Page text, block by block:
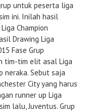
untuk peserta liga
ini. Inilah hasil
Champion
Drawing Liga
Fase Grup
tim-tim elit asal Liga
neraka. Sebut saja
City yang harus
runner up Liga
lalu, Juventus. Grup